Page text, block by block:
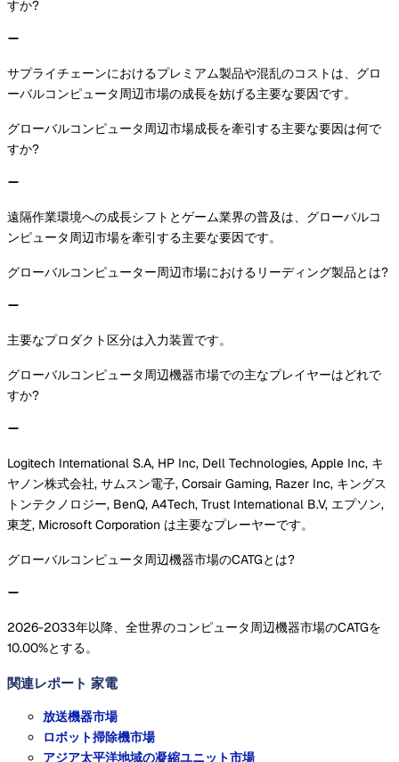
すか?
サプライチェーンにおけるプレミアム製品や混乱のコストは、グロ
ーバルコンピュータ周辺市場の成長を妨げる主要な要因です。
グローバルコンピュータ周辺市場成長を牽引する主要な要因は何で
すか?
遠隔作業環境への成長シフトとゲーム業界の普及は、グローバルコ
ンピュータ周辺市場を牽引する主要な要因です。
グローバルコンピューター周辺市場におけるリーディング製品とは?
主要なプロダクト区分は入力装置です。
グローバルコンピュータ周辺機器市場での主なプレイヤーはどれで
すか?
Logitech International S.A, HP Inc, Dell Technologies, Apple Inc, キ
ヤノン株式会社, サムスン電子, Corsair Gaming, Razer Inc, キングス
トンテクノロジー, BenQ, A4Tech, Trust International B.V, エプソン,
東芝, Microsoft Corporation は主要なプレーヤーです。
グローバルコンピュータ周辺機器市場のCATGとは?
2026-2033年以降、全世界のコンピュータ周辺機器市場のCATGを
10.00%とする。
関連レポート 家電
放送機器市場
ロボット掃除機市場
アジア太平洋地域の凝縮ユニット市場